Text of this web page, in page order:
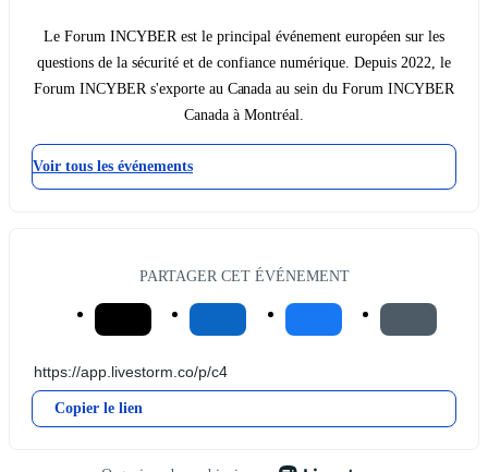
Le Forum INCYBER est le principal événement européen sur les
questions de la sécurité et de confiance numérique. Depuis 2022, le
Forum INCYBER s'exporte au Canada au sein du Forum INCYBER
Canada à Montréal.
Voir tous les événements
PARTAGER CET ÉVÉNEMENT
Copier le lien